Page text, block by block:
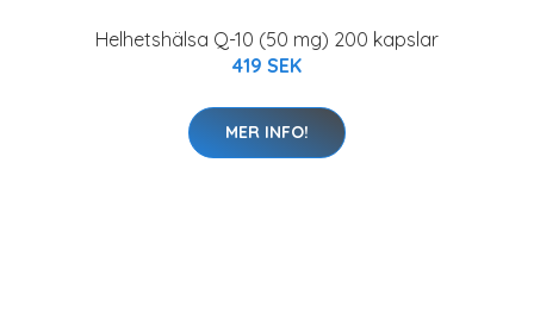
Helhetshälsa Q-10 (50 mg) 200 kapslar
419 SEK
MER INFO!